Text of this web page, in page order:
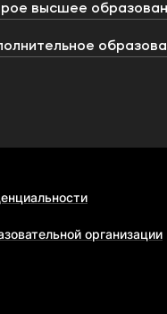
высшее
организации